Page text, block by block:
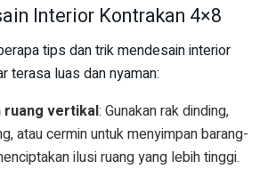
Interior Kontrakan 4×8
tips dan trik mendesain interior
terasa luas dan nyaman:
ruang vertikal: Gunakan rak dinding,
atau cermin untuk menyimpan barang-
ilusi ruang yang lebih tinggi.